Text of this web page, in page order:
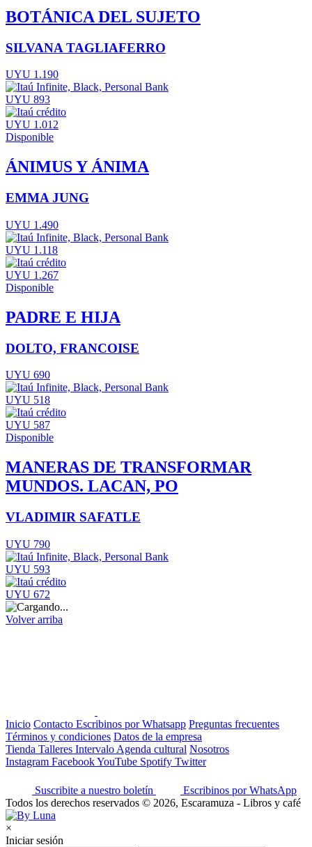
BOTÁNICA DEL SUJETO
SILVANA TAGLIAFERRO
UYU 1.190
UYU 893
UYU 1.012
Disponible
ÁNIMUS Y ÁNIMA
EMMA JUNG
UYU 1.490
UYU 1.118
UYU 1.267
Disponible
PADRE E HIJA
DOLTO, FRANCOISE
UYU 690
UYU 518
UYU 587
Disponible
MANERAS DE TRANSFORMAR
MUNDOS. LACAN, PO
VLADIMIR SAFATLE
UYU 790
UYU 593
UYU 672
Volver arriba
Inicio Contacto Escribinos por Whatsapp Preguntas frecuentes
Términos y condiciones Datos de la empresa
Tienda Talleres Intervalo Agenda cultural Nosotros
Instagram FacebookYouTube Spotify Twitter
Suscribite a nuestro boletín
Escribinos por WhatsApp
Todos los derechos reservados © 2026, Escaramuza - Libros y café
×
Iniciar sesión